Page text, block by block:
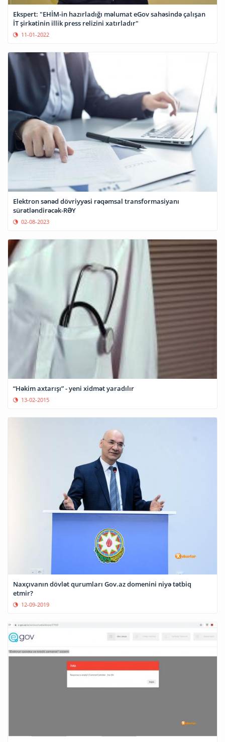
Ekspert: "EHİM-in hazırladığı məlumat eGov sahəsində çalışan
İT şirkətinin illik press relizini xatırladır"
11-01-2022
Elektron sənəd dövriyyəsi rəqəmsal transformasiyanı
sürətləndirəcək-RƏY
02-08-2023
“Həkim axtarışı” - yeni xidmət yaradılır
13-02-2015
Naxçıvanın dövlət qurumları Gov.az domenini niyə tətbiq
etmir?
12-09-2019